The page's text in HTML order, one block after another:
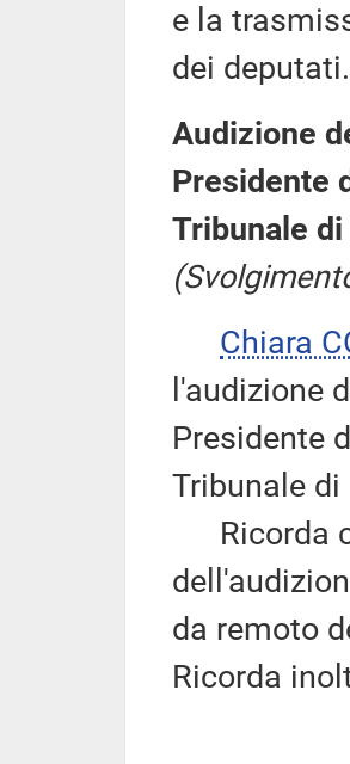
e la
dei deputati.
Audizione
Presidente
Tribunale
Chiara
l'audizione
Presidente
Tribunale di
Ricorda
da remoto
Ricorda